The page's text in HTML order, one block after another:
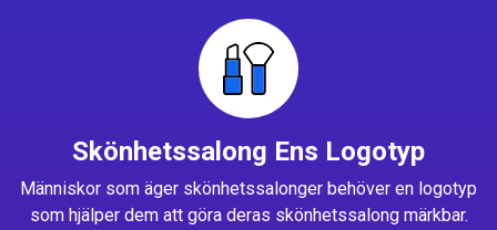
Skönhetssalong Ens Logotyp
Människor som äger skönhetssalonger behöver en logotyp
som hjälper dem att göra deras skönhetssalong märkbar.